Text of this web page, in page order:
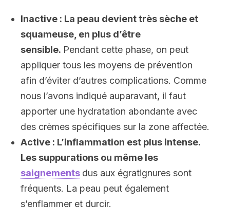
Inactive : La peau devient très sèche et
squameuse, en plus d’être
sensible. Pendant cette phase, on peut
appliquer tous les moyens de prévention
afin d’éviter d’autres complications. Comme
nous l’avons indiqué auparavant, il faut
apporter une hydratation abondante avec
des crèmes spécifiques sur la zone affectée.
Active : L’inflammation est plus intense.
Les suppurations ou même les
saignements dus aux égratignures sont
fréquents. La peau peut également
s’enflammer et durcir.